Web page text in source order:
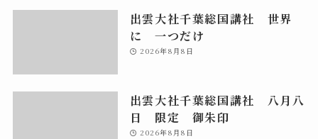
出雲大社千葉総国講社 世界
に 一つだけ
2026年8月8日
出雲大社千葉総国講社 八月八
日 限定 御朱印
2026年8月8日